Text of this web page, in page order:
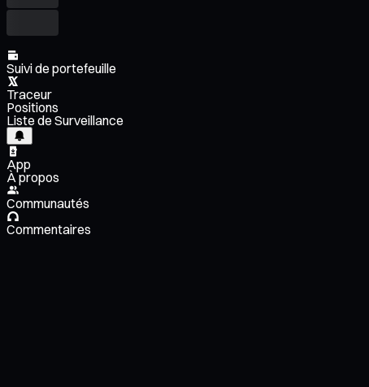
Suivi de portefeuille
Traceur
Positions
Liste de Surveillance
App
À propos
Communautés
Commentaires